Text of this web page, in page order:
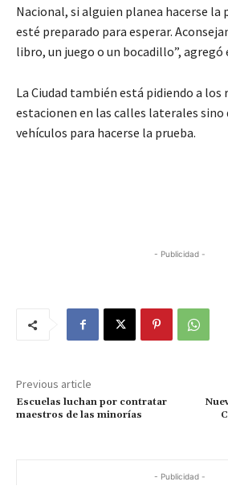
Nacional, si alguien planea hacerse la
esté preparado para esperar.
libro, un juego o un bocadillo”,
La Ciudad también está pidiendo a los
estacionen en las calles laterales sino
vehículos para hacerse la prueba.
- Publicidad -
Previous article
Escuelas luchan por contratar
maestros de las minorías
- Publicidad -